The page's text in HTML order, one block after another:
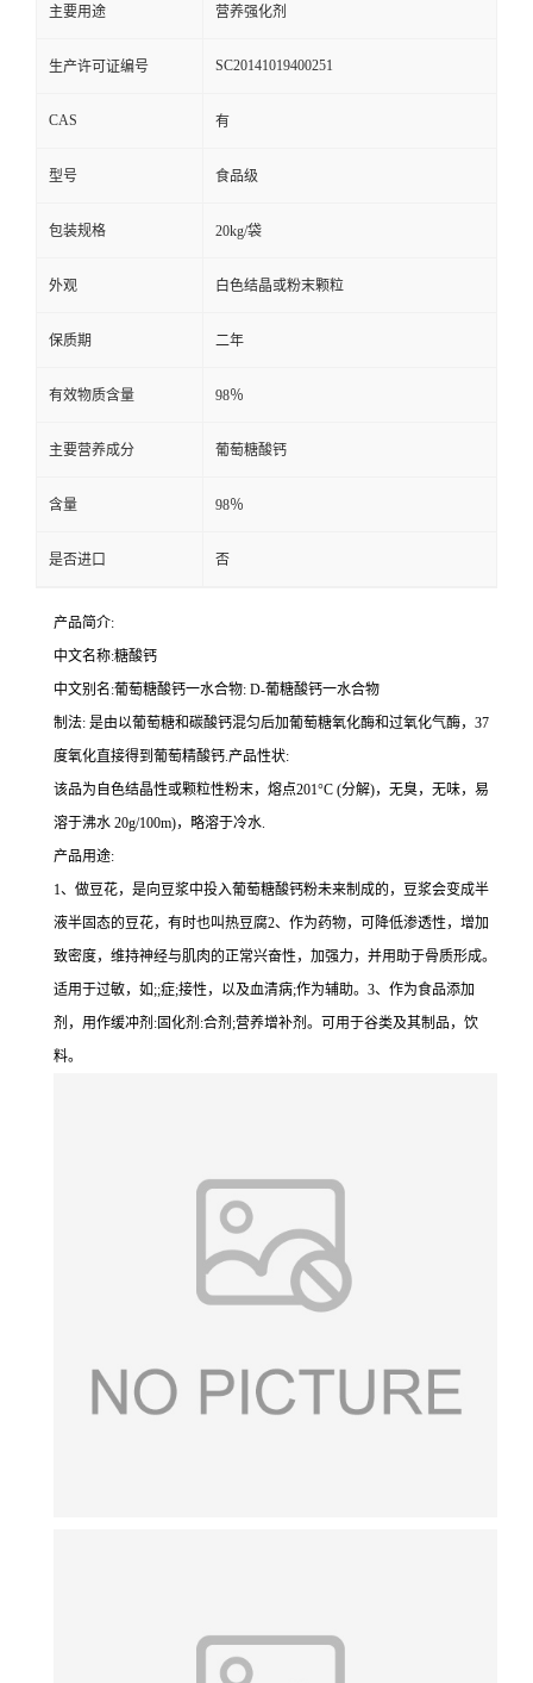
主要用途 营养强化剂
生产许可证编号 SC20141019400251
CAS 有
型号 食品级
包装规格 20kg/袋
外观 白色结晶或粉末颗粒
保质期 二年
有效物质含量 98％
主要营养成分 葡萄糖酸钙
含量 98％
是否进口 否
产品简介:
中文名称:糖酸钙
中文别名:葡萄糖酸钙一水合物: D-葡糖酸钙一水合物
制法: 是由以葡萄糖和碳酸钙混匀后加葡萄糖氧化酶和过氧化气酶，37
度氧化直接得到葡萄精酸钙.产品性状:
该品为自色结晶性或颗粒性粉末，熔点201°C (分解)，无臭，无味，易
溶于沸水 20g/100m)，略溶于冷水.
产品用途:
1、做豆花，是向豆浆中投入葡萄糖酸钙粉未来制成的，豆浆会变成半
液半固态的豆花，有时也叫热豆腐2、作为药物，可降低渗透性，增加
致密度，维持神经与肌肉的正常兴奋性，加强力，并用助于骨质形成。
适用于过敏，如;;症;接性，以及血清病;作为辅助。3、作为食品添加
剂，用作缓冲剂:固化剂:合剂;营养增补剂。可用于谷类及其制品，饮
料。